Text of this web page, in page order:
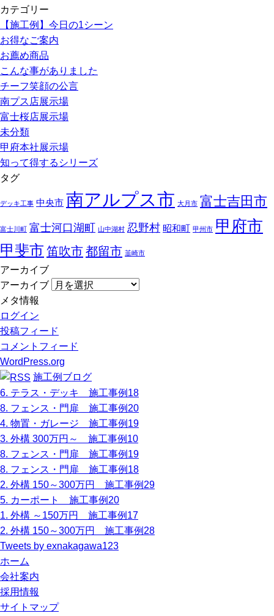
カテゴリー
【施工例】今日の1シーン
お得なご案内
お薦め商品
こんな事がありました
チーフ笑顔の公言
南プス店展示場
富士桜店展示場
未分類
甲府本社展示場
知って得するシリーズ
タグ
デッキ工事 中央市 南アルプス市 大月市 富士吉田市
富士川町 富士河口湖町 山中湖村 忍野村 昭和町 甲州市 甲府市
甲斐市 笛吹市都留市 韮崎市
アーカイブ
アーカイブ
メタ情報
ログイン
投稿フィード
コメントフィード
WordPress.org
施工例ブログ
6. テラス・デッキ 施工事例18
8. フェンス・門扉 施工事例20
4. 物置・ガレージ 施工事例19
3. 外構 300万円～ 施工事例10
8. フェンス・門扉 施工事例19
8. フェンス・門扉 施工事例18
2. 外構 150～300万円 施工事例29
5. カーポート 施工事例20
1. 外構 ～150万円 施工事例17
2. 外構 150～300万円 施工事例28
Tweets by exnakagawa123
ホーム
会社案内
採用情報
サイトマップ